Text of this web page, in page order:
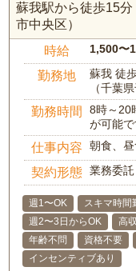
蘇我駅から徒歩15
市中央区）
時給 1,500〜
勤務地
蘇我 徒
（千葉
勤務時間
8時～20
が可能
仕事内容 朝食、
契約形態 業務委託
週1〜OK スキマ時間
週2〜3日からOK
高
年齢不問
資格不要
インセンティブあり